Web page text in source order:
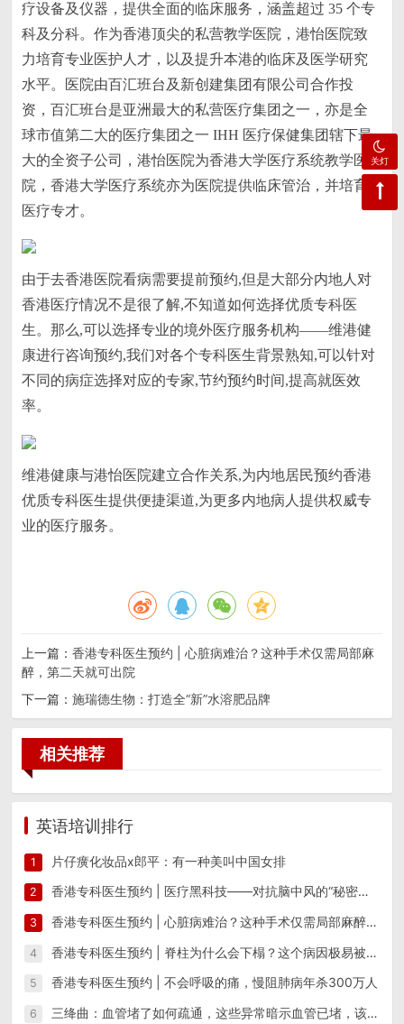
疗设备及仪器，提供全面的临床服务，涵盖超过 35 个专
科及分科。作为香港顶尖的私营教学医院，港怡医院致
力培育专业医护人才，以及提升本港的临床及医学研究
水平。医院由百汇班台及新创建集团有限公司合作投
资，百汇班台是亚洲最大的私营医疗集团之一，亦是全
球市值第二大的医疗集团之一 IHH 医疗保健集团辖下最
大的全资子公司，港怡医院为香港大学医疗系统教学医
院，香港大学医疗系统亦为医院提供临床管治，并培育
医疗专才。
由于去香港医院看病需要提前预约,但是大部分内地人对
香港医疗情况不是很了解,不知道如何选择优质专科医
生。那么,可以选择专业的境外医疗服务机构——维港健
康进行咨询预约,我们对各个专科医生背景熟知,可以针对
不同的病症选择对应的专家,节约预约时间,提高就医效
率。
维港健康与港怡医院建立合作关系,为内地居民预约香港
优质专科医生提供便捷渠道,为更多内地病人提供权威专
业的医疗服务。
上一篇：香港专科医生预约 | 心脏病难治？这种手术仅需局部麻
醉，第二天就可出院
下一篇：施瑞德生物：打造全“新”水溶肥品牌
相关推荐
英语培训排行
1 片仔癀化妆品x郎平：有一种美叫中国女排
2 香港专科医生预约 | 医疗黑科技——对抗脑中风的“秘密武器”
3 香港专科医生预约 | 心脏病难治？这种手术仅需局部麻醉，第二天就可出院
4 香港专科医生预约 | 脊柱为什么会下榻？这个病因极易被遗漏
5 香港专科医生预约 | 不会呼吸的痛，慢阻肺病年杀300万人
6 三绛曲：血管堵了如何疏通，这些异常暗示血管已堵，该注意哪些！
关灯